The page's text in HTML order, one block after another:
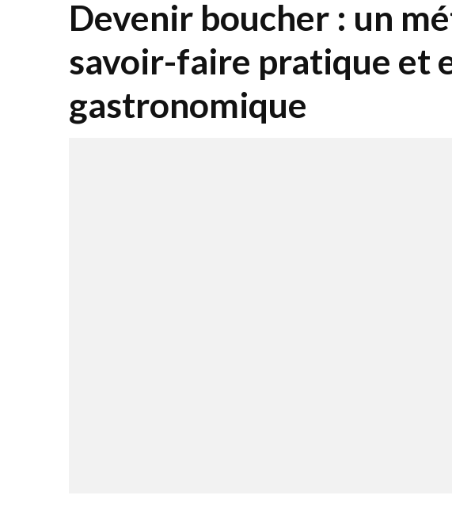
Devenir boucher : un
savoir-faire pratique et
gastronomique